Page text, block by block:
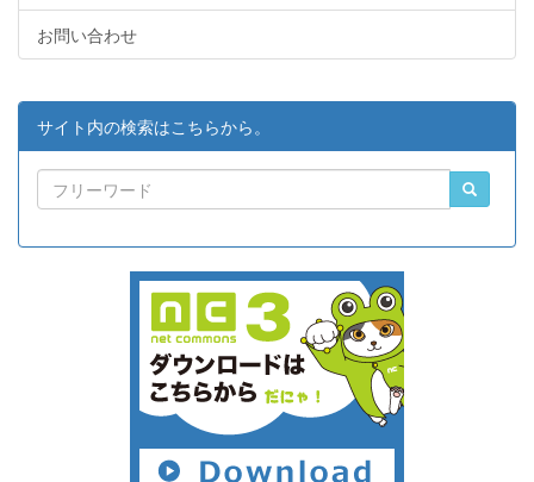
お問い合わせ
サイト内の検索はこちらから。